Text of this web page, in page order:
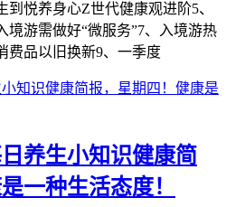
悦养身心Z世代健康观进阶5、
境游需做好“微服务”7、入境游热
费品以旧换新9、一季度
养生小知识健康简
一种生活态度！